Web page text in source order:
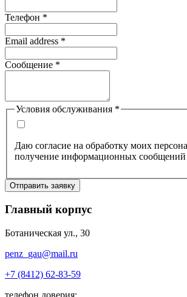
Телефон *
Email address *
Сообщение *
Условия обслуживания *
Даю согласие на обработку моих
получение информационных сообщений
Отправить заявку
Главный корпус
Ботаническая ул., 30
penz_gau@mail.ru
+7 (8412) 62-83-59
телефон доверия: